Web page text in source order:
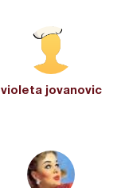
violeta jovanovic